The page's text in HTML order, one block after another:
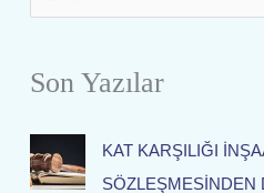
c
h
Son Yazılar
KAT KARŞILIĞI
SÖZLEŞMESİNDEN